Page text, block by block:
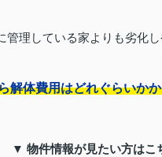
理している家よりも劣化し
解体費用はどれぐらいか
▼ 物件情報が見たい方はこ